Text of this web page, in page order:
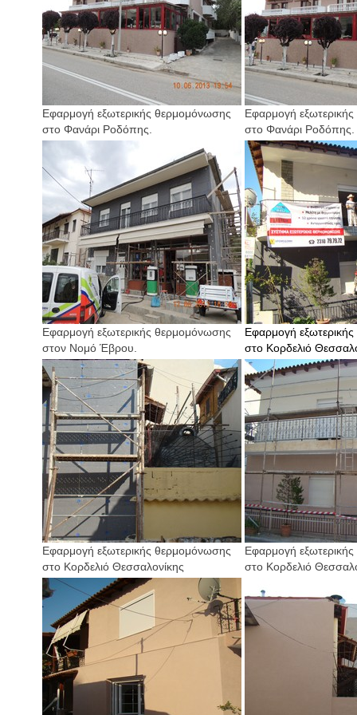
Εφαρμογή εξωτερικής θερμομόνωσης
στο Φανάρι Ροδόπης.
Εφαρμογή
στο Φανάρι Ροδόπης.
Εφαρμογή εξωτερικής θερμομόνωσης
στον Νομό Έβρου.
Εφαρμογή
στο Κορδελιό
Εφαρμογή εξωτερικής θερμομόνωσης
στο Κορδελιό Θεσσαλονίκης
Εφαρμογή
στο Κορδελιό